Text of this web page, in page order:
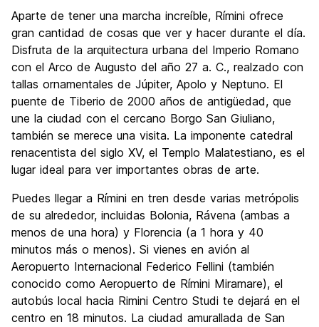
Aparte de tener una marcha increíble, Rímini ofrece
gran cantidad de cosas que ver y hacer durante el día.
Disfruta de la arquitectura urbana del Imperio Romano
con el Arco de Augusto del año 27 a. C., realzado con
tallas ornamentales de Júpiter, Apolo y Neptuno. El
puente de Tiberio de 2000 años de antigüedad, que
une la ciudad con el cercano Borgo San Giuliano,
también se merece una visita. La imponente catedral
renacentista del siglo XV, el Templo Malatestiano, es el
lugar ideal para ver importantes obras de arte.
Puedes llegar a Rímini en tren desde varias metrópolis
de su alrededor, incluidas Bolonia, Rávena (ambas a
menos de una hora) y Florencia (a 1 hora y 40
minutos más o menos). Si vienes en avión al
Aeropuerto Internacional Federico Fellini (también
conocido como Aeropuerto de Rímini Miramare), el
autobús local hacia Rimini Centro Studi te dejará en el
centro en 18 minutos. La ciudad amurallada de San